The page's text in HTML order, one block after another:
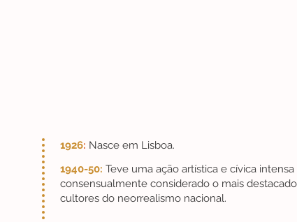
1926: Nasce em Lisboa.
1940-50: Teve uma ação artística e cívica intensa
consensualmente considerado o mais
cultores do neorrealismo nacional.